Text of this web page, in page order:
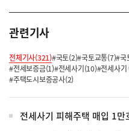
관련기사
전체기사(321)#국토(2)#국토교통(7)#국
#전세보증금(1)#전세사기(10)#전세사
#주택도시보증공사(2)
전세사기 피해주택 매입 1